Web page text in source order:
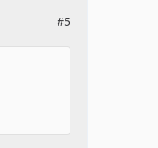
#5